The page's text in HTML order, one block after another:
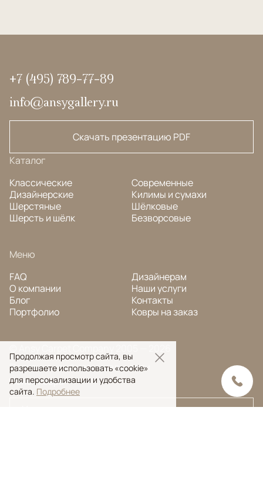
+7 (495) 789-77-89
info@ansygallery.ru
Скачать презентацию PDF
Каталог
Классические
Дизайнерские
Шерстяные
Шерсть и шёлк
Современные
Килимы и сумахи
Шёлковые
Безворсовые
Меню
FAQ
О компании
Блог
Портфолио
Дизайнерам
Наши услуги
Контакты
Ковры на заказ
Политика конфиденциальности
Поиск ковра
Продолжая просмотр сайта, вы
разрешаете использовать «cookie»
для персонализации и удобства
сайта. Подробнее